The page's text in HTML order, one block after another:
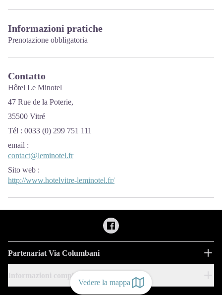
Vedere la mappa
Informazioni pratiche
Prenotazione obbligatoria
Contatto
Hôtel Le Minotel
47 Rue de la Poterie,
35500 Vitré
Tél : 0033 (0) 299 751 111
email :
contact@leminotel.fr
Sito web :
http://www.hotelvitre-leminotel.fr/
Partenariat Via Columbani
Informazioni complementari